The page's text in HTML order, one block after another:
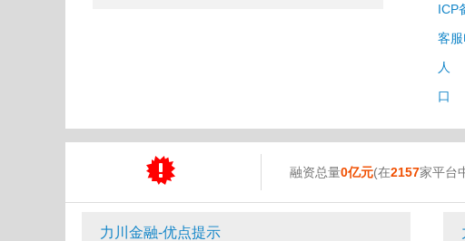
ICP
客服
人
口
融资总量0亿元(在2157家平台
力川金融-优点提示